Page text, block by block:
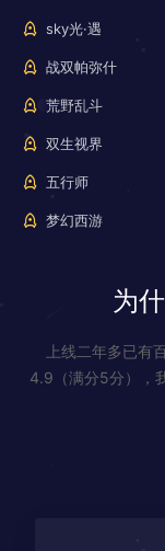
sky光·遇
战双帕弥什
荒野乱斗
双生视界
五行师
梦幻西游
为
上线二年多已有
4.9（满分5分），